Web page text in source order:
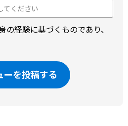
の経験に基づくものであり、
ーを投稿する